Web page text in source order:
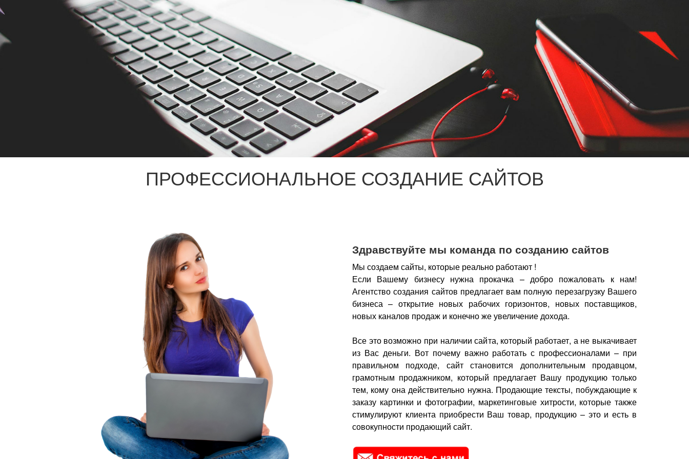
ПРОФЕССИОНАЛЬНОЕ СОЗДАНИЕ САЙТОВ
Здравствуйте мы команда по созданию сайтов
Мы создаем сайты, которые реально работают !
Если Вашему бизнесу нужна прокачка – добро пожаловать к нам!
Агентство создания сайтов предлагает вам полную перезагрузку Вашего
бизнеса – открытие новых рабочих горизонтов, новых поставщиков,
новых каналов продаж и конечно же увеличение дохода.
Все это возможно при наличии сайта, который работает, а не выкачивает
из Вас деньги. Вот почему важно работать с профессионалами – при
правильном подходе, сайт становится дополнительным продавцом,
грамотным продажником, который предлагает Вашу продукцию только
тем, кому она действительно нужна. Продающие тексты, побуждающие к
заказу картинки и фотографии, маркетинговые хитрости, которые также
стимулируют клиента приобрести Ваш товар, продукцию – это и есть в
совокупности продающий сайт.